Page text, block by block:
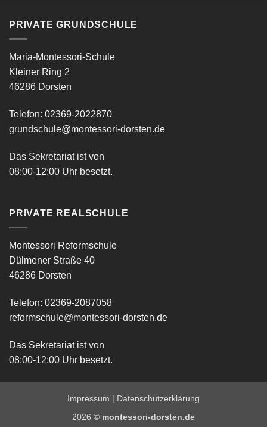
PRIVATE GRUNDSCHULE
Maria-Montessori-Schule
Kleiner Ring 2
46286 Dorsten
Telefon: 02369-2022870
grundschule@montessori-dorsten.de
Das Sekretariat ist von
08:00-12:00 Uhr besetzt.
PRIVATE REALSCHULE
Montessori Reformschule
Dülmener Straße 40
46286 Dorsten
Telefon: 02369-2087058
reformschule@montessori-dorsten.de
Das Sekretariat ist von
08:00-12:00 Uhr besetzt.
Impressum | Datenschutzerklärung
2026 © montessori-dorsten.de